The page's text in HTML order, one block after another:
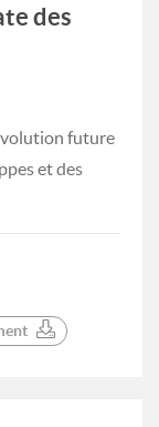
des
future
et des